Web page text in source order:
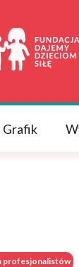
Grafik
profesjonalistów